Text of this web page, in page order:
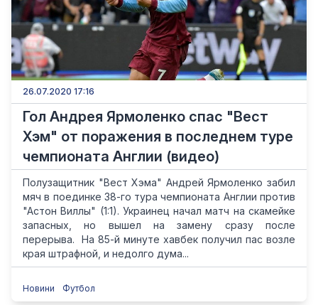
26.07.2020 17:16
Гол Андрея Ярмоленко спас "Вест
Хэм" от поражения в последнем туре
чемпионата Англии (видео)
Полузащитник "Вест Хэма" Андрей Ярмоленко забил
мяч в поединке 38-го тура чемпионата Англии против
"Астон Виллы" (1:1). Украинец начал матч на скамейке
запасных, но вышел на замену сразу после
перерыва. На 85-й минуте хавбек получил пас возле
края штрафной, и недолго дума...
Новини Футбол